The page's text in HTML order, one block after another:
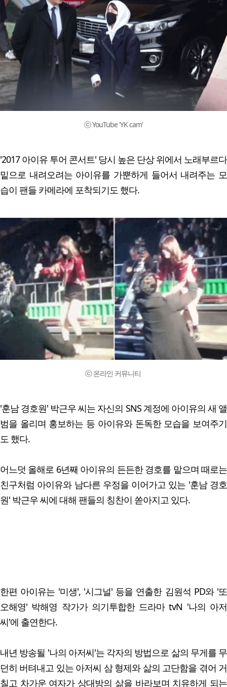
ⓒ YouTube 'YK cam'
'2017 아이유 투어 콘서트' 당시 높은 단상 위에서 노래부르다
밑으로 내려오려는 아이유를 가뿐하게 들어서 내려주는 모
습이 팬들 카메라에 포착되기도 했다.
ⓒ 온라인 커뮤니티
'훈남 경호원' 박근우 씨는 자신의 SNS 계정에 아이유의 새 앨
범을 올리며 홍보하는 등 아이유와 돈독한 모습을 보여주기
도 했다.
어느덧 올해로 6년째 아이유의 든든한 경호를 맡으며 때로는
친구처럼 아이유와 남다른 우정을 이어가고 있는 '훈남 경호
원' 박근우 씨에 대해 팬들의 칭찬이 쏟아지고 있다.
한편 아이유는 '미생', '시그널' 등을 연출한 김원석 PD와 '또
오해영' 박해영 작가가 의기투합한 드라마 tvN '나의 아저
씨'에 출연한다.
내년 방송될 '나의 아저씨'는 각자의 방법으로 삶의 무게를 무
던히 버텨내고 있는 아저씨 삼 형제와 삶의 고단함을 겪어 거
칠고 차가운 여자가 상대방의 삶을 바라보며 치유하게 되는